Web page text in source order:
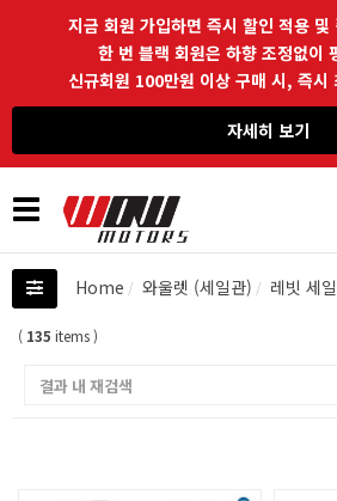
지금 회원 가입하면 즉시 할인 적용 및
한 번 블랙 회원은 하향 조정없이
신규회원 100만원 이상 구매 시, 즉시
자세히 보기
Toggle
navigation
Home 와울렛 (세일관) 레빗 세
( 135 items )